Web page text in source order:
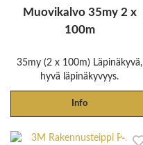
Muovikalvo 35my 2 x
100m
35my (2 x 100m) Läpinäkyvä,
hyvä läpinäkyvyys.
Info